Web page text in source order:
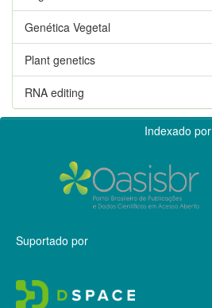
Genética Vegetal
Plant genetics
RNA editing
Indexado por
Suportado por